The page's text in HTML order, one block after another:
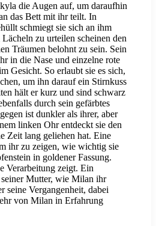
die Augen auf, um daraufhin
das Bett mit ihr teilt. In
schmiegt sie sich an ihm
zu urteilen scheinen den
Träumen belohnt zu sein. Sein
in die Nase und einzelne rote
Gesicht. So erlaubt sie es sich,
um ihn darauf ein Stirnkuss
hält er kurz und sind schwarz
durch sein gefärbtes
ist dunkler als ihrer, aber
linken Ohr entdeckt sie den
Zeit lang geliehen hat. Eine
ihr zu zeigen, wie wichtig sie
in goldener Fassung.
Verarbeitung zeigt. Ein
Mutter, wie Milan ihr
seine Vergangenheit, dabei
von Milan in Erfahrung